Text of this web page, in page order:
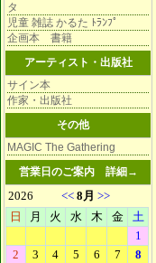
タ
児童 雑誌 かるた ﾄﾗﾝﾌﾟ
企画本 書籍
アーティスト・出版社
サイン本
作家・出版社
その他
MAGIC The Gathering
営業日のご案内 詳細→